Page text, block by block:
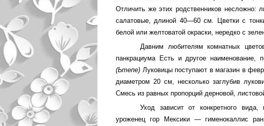
Отличить же этих родственников несложно:
салато­вые, длиной 40—60 см. Цветки с
белой или желтоватой окраски, нередко с
Давним любителям комнатных
панкрациума Есть и другое
(Ьтепе) Луковицы поступают в магазин в
диаметром 20 см, несколько заглубив
Смесь из равных пропорций дерновой,
Уход зависит от конкретного
уроженец гор Мексики — гименокаллис